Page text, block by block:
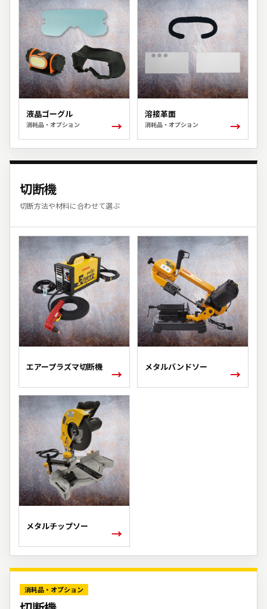
液晶ゴーグル
消耗品・オプション →
溶接革面
消耗品・オプション →
切断機
切断方法や材料に合わせて選ぶ
エアープラズマ切断機 → メタルバンドソー →
メタルチップソー →
消耗品・オプション